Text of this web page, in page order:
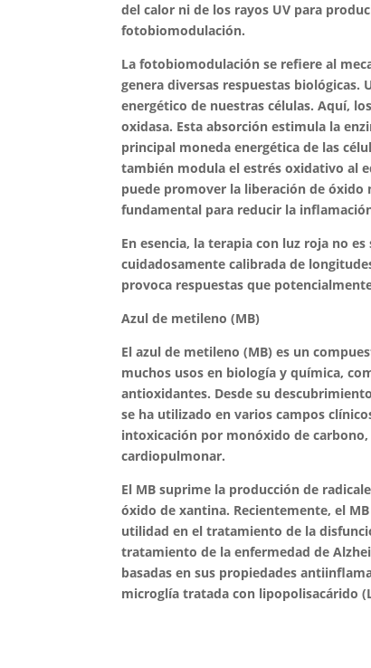
del calor ni de los rayos UV para
fotobiomodulación.
La fotobiomodulación se refiere al
genera diversas respuestas
energético de nuestras células. Aquí,
oxidasa. Esta absorción estimula la
principal moneda energética de las
también modula el estrés oxidativo al
puede promover la liberación de
fundamental para reducir la
En esencia, la terapia con luz roja no
cuidadosamente calibrada de
provoca respuestas que
Azul de metileno (MB)
El azul de metileno (MB) es un
muchos usos en biología y química,
antioxidantes. Desde su
se ha utilizado en varios campos
intoxicación por monóxido de
cardiopulmonar.
El MB suprime la producción de
óxido de xantina. Recientemente, el
utilidad en el tratamiento de la
tratamiento de la enfermedad de
basadas en sus propiedades
microglía tratada con lipopolisacárido